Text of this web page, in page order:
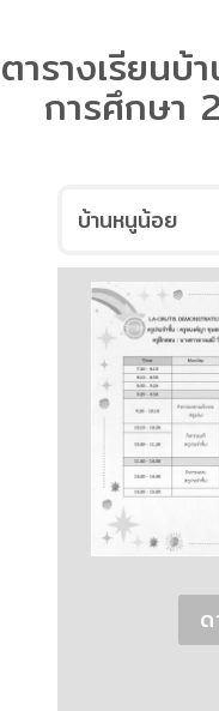
ตารางเรียน
การศึกษา
บ้านหนูน้อย